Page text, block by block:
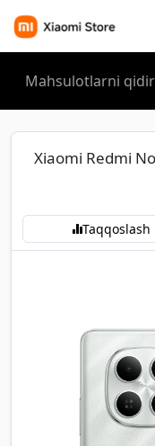
Xiaomi Redmi
Taqqoslash